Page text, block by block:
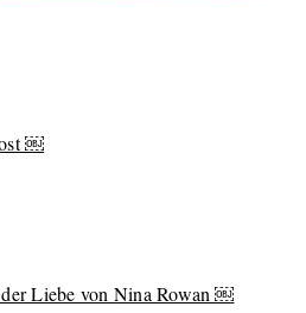
￼
Liebe von Nina Rowan ￼